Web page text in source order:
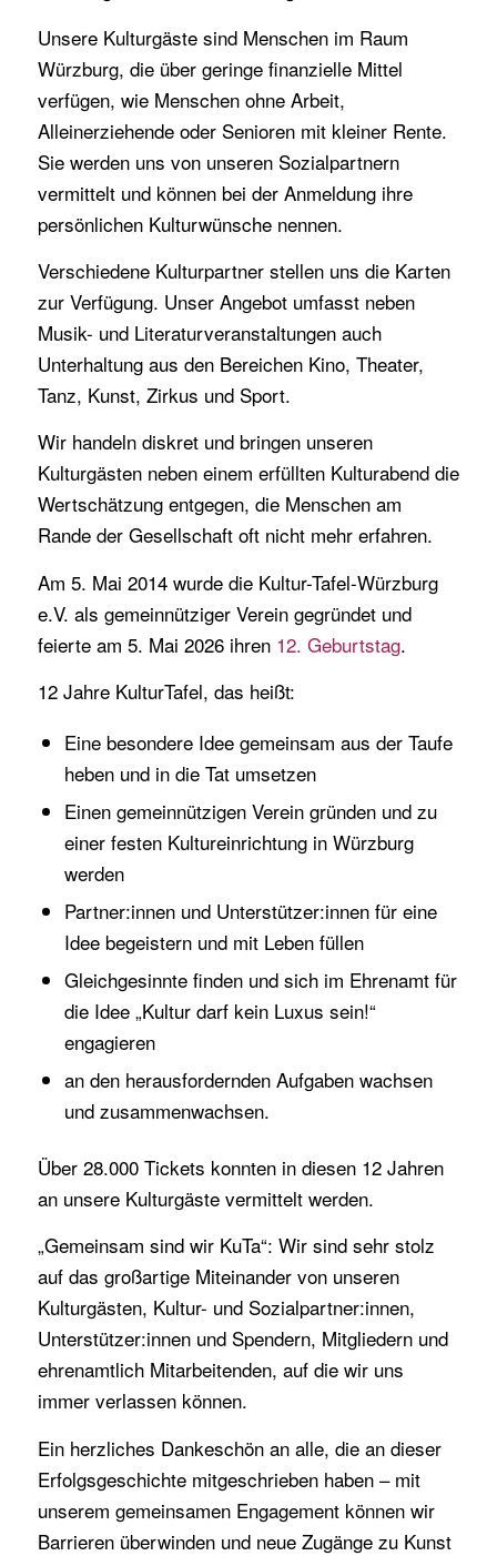
Unsere Kulturgäste sind Menschen im Raum
Würzburg, die über geringe finanzielle Mittel
verfügen, wie Menschen ohne Arbeit,
Alleinerziehende oder Senioren mit kleiner Rente.
Sie werden uns von unseren Sozialpartnern
vermittelt und können bei der Anmeldung ihre
persönlichen Kulturwünsche nennen.
Verschiedene Kulturpartner stellen uns die Karten
zur Verfügung. Unser Angebot umfasst neben
Musik- und Literaturveranstaltungen auch
Unterhaltung aus den Bereichen Kino, Theater,
Tanz, Kunst, Zirkus und Sport.
Wir handeln diskret und bringen unseren
Kulturgästen neben einem erfüllten Kulturabend die
Wertschätzung entgegen, die Menschen am
Rande der Gesellschaft oft nicht mehr erfahren.
Am 5. Mai 2014 wurde die Kultur-Tafel-Würzburg
e.V. als gemeinnütziger Verein gegründet und
feierte am 5. Mai 2026 ihren 12. Geburtstag.
12 Jahre KulturTafel, das heißt:
Eine besondere Idee gemeinsam aus der Taufe
heben und in die Tat umsetzen
Einen gemeinnützigen Verein gründen und zu
einer festen Kultureinrichtung in Würzburg
werden
Partner:innen und Unterstützer:innen für eine
Idee begeistern und mit Leben füllen
Gleichgesinnte finden und sich im Ehrenamt für
die Idee „Kultur darf kein Luxus sein!“
engagieren
an den herausfordernden Aufgaben wachsen
und zusammenwachsen.
Über 28.000 Tickets konnten in diesen 12 Jahren
an unsere Kulturgäste vermittelt werden.
„Gemeinsam sind wir KuTa“: Wir sind sehr stolz
auf das großartige Miteinander von unseren
Kulturgästen, Kultur- und Sozialpartner:innen,
Unterstützer:innen und Spendern, Mitgliedern und
ehrenamtlich Mitarbeitenden, auf die wir uns
immer verlassen können.
Ein herzliches Dankeschön an alle, die an dieser
Erfolgsgeschichte mitgeschrieben haben – mit
unserem gemeinsamen Engagement können wir
Barrieren überwinden und neue Zugänge zu Kunst